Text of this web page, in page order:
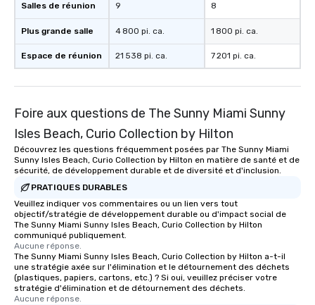
Salles de réunion
Plus grande salle
Espace de réunion
9
4 800 pi. ca.
21 538 pi. ca.
8
1 800 pi. ca.
7 201 pi. ca.
Foire aux questions de The Sunny Miami Sunny
Isles Beach, Curio Collection by Hilton
Découvrez les questions fréquemment posées par The Sunny Miami
Sunny Isles Beach, Curio Collection by Hilton en matière de santé et de
sécurité, de développement durable et de diversité et d'inclusion.
PRATIQUES DURABLES
Veuillez indiquer vos commentaires ou un lien vers tout
objectif/stratégie de développement durable ou d'impact social de
The Sunny Miami Sunny Isles Beach, Curio Collection by Hilton
communiqué publiquement.
Aucune réponse.
The Sunny Miami Sunny Isles Beach, Curio Collection by Hilton a-t-il
une stratégie axée sur l'élimination et le détournement des déchets
(plastiques, papiers, cartons, etc.) ? Si oui, veuillez préciser votre
stratégie d'élimination et de détournement des déchets.
Aucune réponse.